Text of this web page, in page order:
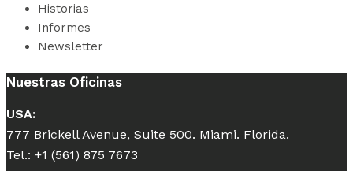
Historias
Informes
Newsletter
Nuestras Oficinas
USA:
777 Brickell Avenue, Suite 500. Miami. Florida.
Tel.: +1 (561) 875 7673